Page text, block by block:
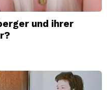
und ihrer